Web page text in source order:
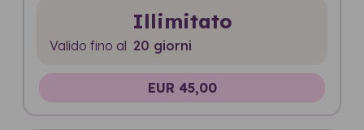
Illimitato
Valido fino al 20 giorni
EUR 45,00